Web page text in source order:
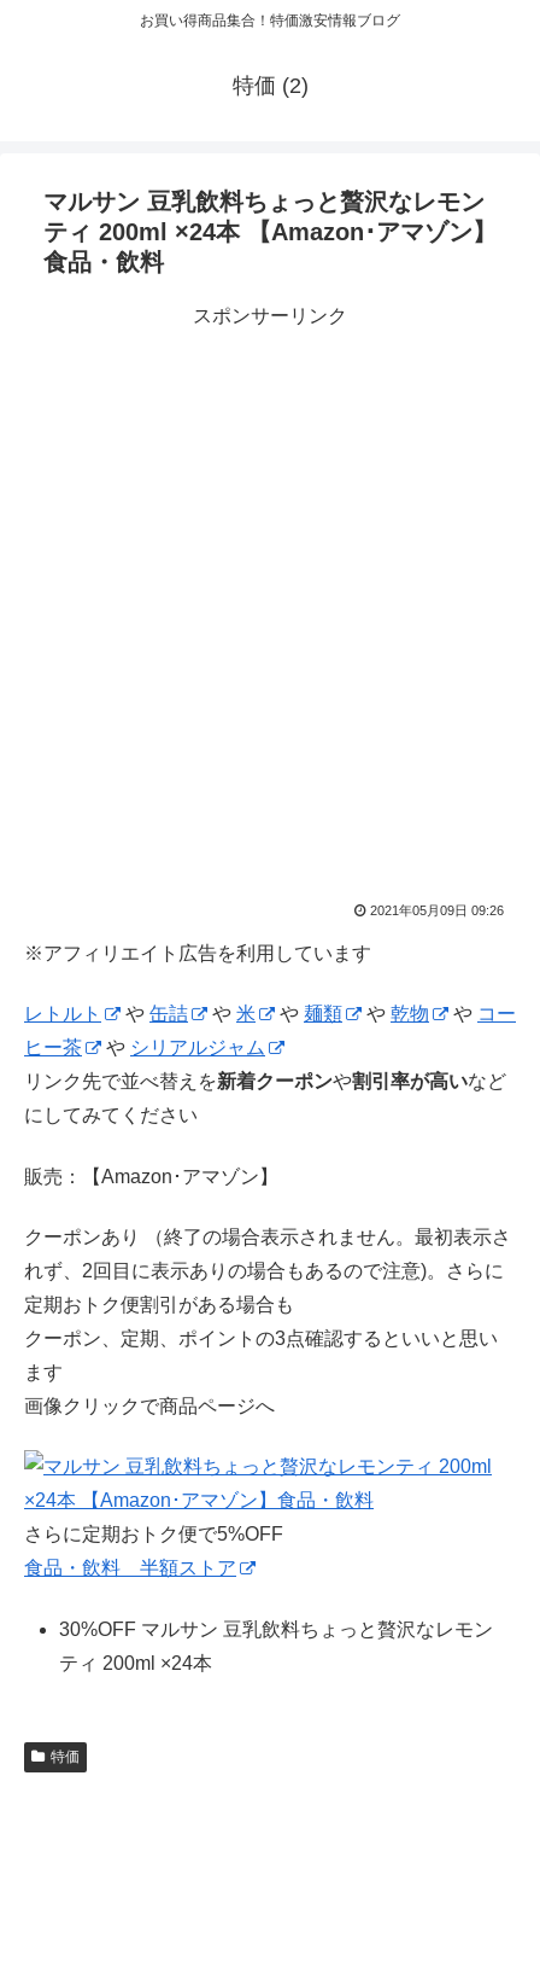
お買い得商品集合！特価激安情報ブログ
特価 (2)
マルサン 豆乳飲料ちょっと贅沢なレモン
ティ 200ml ×24本 【Amazon･アマゾン】
食品・飲料
スポンサーリンク
2021年05月09日 09:26
※アフィリエイト広告を利用しています
レトルト や 缶詰 や 米 や 麺類 や 乾物 や コー
ヒー茶
や シリアルジャム
リンク先で並べ替えを新着クーポンや割引率が高いなど
にしてみてください
販売：【Amazon･アマゾン】
クーポンあり （終了の場合表示されません。最初表示さ
れず、2回目に表示ありの場合もあるので注意)。さらに
定期おトク便割引がある場合も
クーポン、定期、ポイントの3点確認するといいと思い
ます
画像クリックで商品ページへ
さらに定期おトク便で5%OFF
食品・飲料 半額ストア
30%OFF マルサン 豆乳飲料ちょっと贅沢なレモン
ティ 200ml ×24本
特価